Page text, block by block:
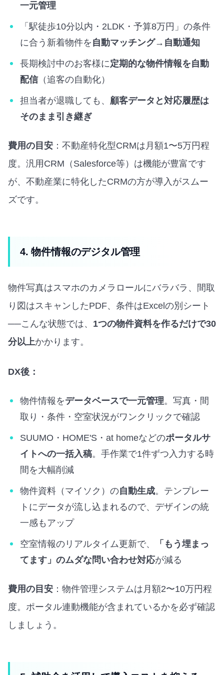
一元管理
「駅徒歩10分以内・2LDK・予算8万円」の条件
に合う新着物件を 自動マッチング→自動通知
長期検討中のお客様に定期的な物件情報を自動
配信（追客の自動化）
担当者が退職しても、 顧客データと対応履歴は
そのまま引き継ぎ
費用の目安 ：不動産特化型CRMは月額1〜5万円程
度。汎用CRM（Salesforce等）は機能が豊富です
が、不動産業に特化したCRMの方が導入がスムー
ズです。
4. 物件情報のデジタル管理
物件写真はスマホのカメラロールにバラバラ、間取
り図はスキャンしたPDF、条件はExcelの別シート
──こんな状態では、 1つの物件資料を作るだけで30
分以上かかります。
DX後：
物件情報をデータベースで一元管理。写真・間
取り・条件・空室状況がワンクリックで確認
SUUMO・HOME'S・at homeなどのポータルサ
イトへの一括入稿。手作業で1件ずつ入力する時
間を大幅削減
物件資料（マイソク）の自動生成。テンプレー
トにデータが流し込まれるので、デザインの統
一感もアップ
空室情報のリアルタイム更新で、
「もう埋まっ
てます」のムダな問い合わせ対応が減る
費用の目安 ：物件管理システムは月額2〜10万円程
度。ポータル連動機能が含まれているかを必ず確認
しましょう。